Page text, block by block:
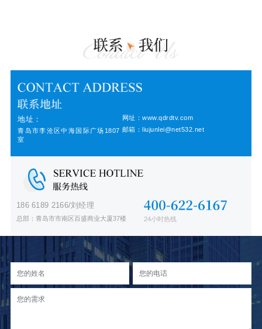
地址：
青岛市李沧区中海国际广场1807
室
网址：www.qdrdtv.com
邮箱：liujunlei@net532.net
186 6189 2166/刘经理
总部：青岛市市南区百盛商业大厦37楼 24小时热线